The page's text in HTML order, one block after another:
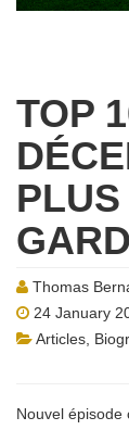
TOP
Thomas
24 January
Articles
Nouvel épisode